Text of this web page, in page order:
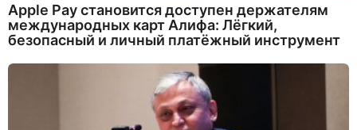
Apple Pay становится доступен держателям
международных карт Алифа: Лёгкий,
безопасный и личный платёжный инструмент